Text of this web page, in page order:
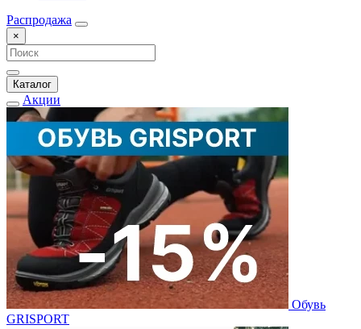
Распродажа
×
Каталог
Акции
Обувь
GRISPORT